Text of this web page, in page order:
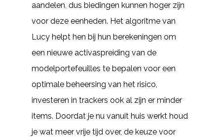
aandelen, dus biedingen kunnen hoger zijn
voor deze eenheden. Het algoritme van
Lucy helpt hen bij hun berekeningen om
een nieuwe activaspreiding van de
modelportefeuilles te bepalen voor een
optimale beheersing van het risico,
investeren in trackers ook al zijn er minder
items. Doordat je nu vanuit huis werkt houd
je wat meer vrije tijd over, de keuze voor